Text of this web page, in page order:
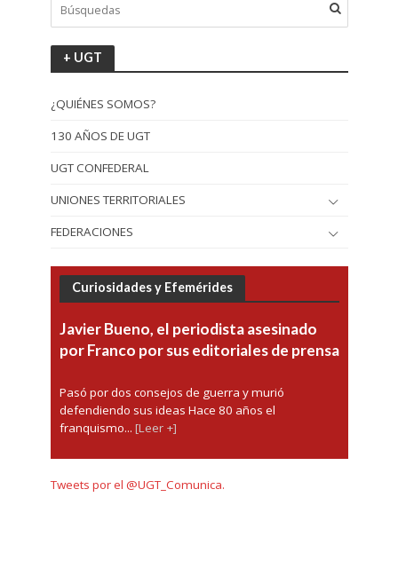
+ UGT
¿QUIÉNES SOMOS?
130 AÑOS DE UGT
UGT CONFEDERAL
UNIONES TERRITORIALES
FEDERACIONES
Curiosidades y Efemérides
Javier Bueno, el periodista asesinado
por Franco por sus editoriales de prensa
Pasó por dos consejos de guerra y murió
defendiendo sus ideas Hace 80 años el
franquismo... [Leer +]
Tweets por el @UGT_Comunica.